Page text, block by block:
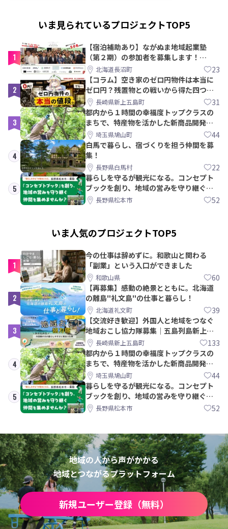
いま見られているプロジェクトTOP5
1
【宿泊補助あり】ながぬま地域起業塾
（第２期）の参加者を募集します！
【8/21〆】
北海道長沼町 23
2
【コラム】空き家のゼロ円物件は本当に
ゼロ円？残置物との戦いから得た四つの
教訓｜新上五島町
長崎県新上五島町 31
3
都内から１時間の幸福度トップクラスの
まちで、特産物を活かした新商品開発＆
PRメンバー募集！
埼玉県鳩山町 44
4
白馬で暮らし、宿づくりを担う仲間を募
集！
長野県白馬村 22
5
暮らしを守るが観光になる。コンセプト
ブックを創り、地域の営みを守り継ぐ仲
間を集めませんか？
長野県松本市 52
いま人気のプロジェクトTOP5
1
今の仕事は辞めずに。和歌山と関わる
「副業」という入口ができました
和歌山県 60
2
【再募集】感動の絶景とともに。北海道
の離島"礼文島"の仕事と暮らし！
北海道礼文町 39
3
【交流好き歓迎】外国人と地域をつなぐ
地域おこし協力隊募集｜五島列島新上五
島町長崎県新上五島町 133
4
都内から１時間の幸福度トップクラスの
まちで、特産物を活かした新商品開発＆
PRメンバー募集！
埼玉県鳩山町 44
5
暮らしを守るが観光になる。コンセプト
ブックを創り、地域の営みを守り継ぐ仲
間を集めませんか？
長野県松本市 52
地域の人から声がかかる
地域とつながるプラットフォーム
新規ユーザー登録（無料）